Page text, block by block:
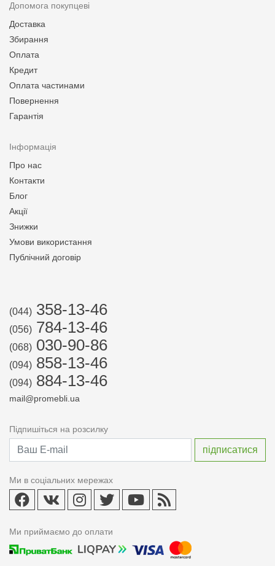
Допомога покупцеві
Доставка
Збирання
Оплата
Кредит
Оплата частинами
Повернення
Гарантія
Інформація
Про нас
Контакти
Блог
Акції
Знижки
Умови використання
Публічний договір
(044) 358-13-46
(056) 784-13-46
(068) 030-90-86
(094) 858-13-46
(094) 884-13-46
mail@promebli.ua
Підпишіться на розсилку
Ми в соціальних мережах
Ми приймаємо до оплати